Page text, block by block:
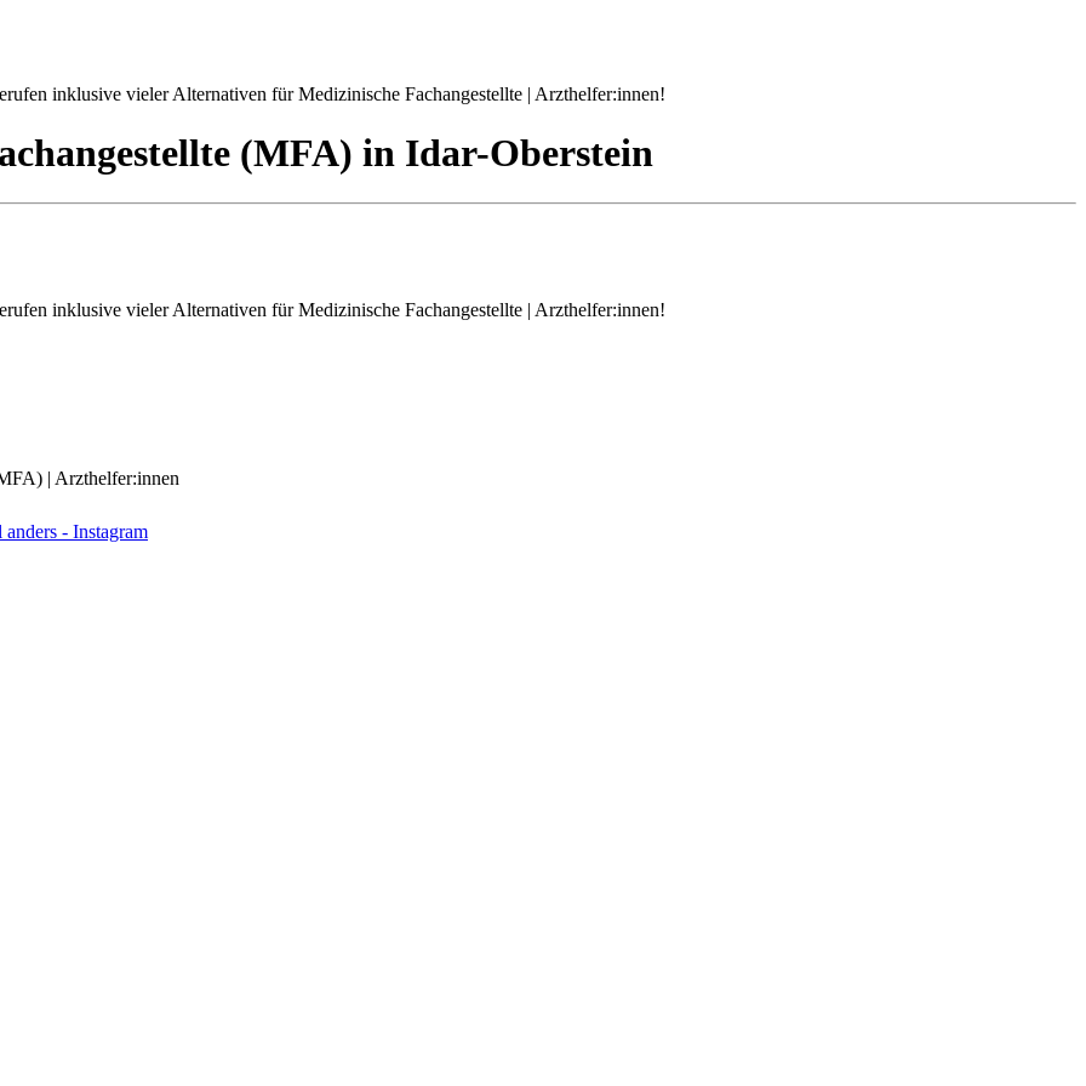
inklusive vieler Alternativen für Medizinische Fachangestellte | Arzthelfer:innen!
(MFA) in Idar-Oberstein
inklusive vieler Alternativen für Medizinische Fachangestellte | Arzthelfer:innen!
| Arzthelfer:innen
- Instagram